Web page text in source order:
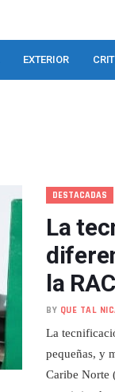
EXTERIOR
DESTACADAS
La
la
BY QUE TAL
La
pequeñas, y
Caribe Norte